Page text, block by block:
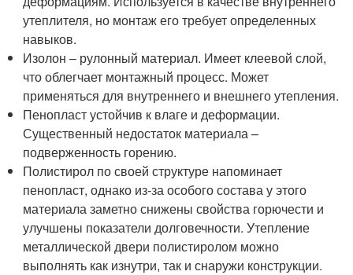
утеплителя, но монтаж его требует определенных
навыков.
Изолон – рулонный материал. Имеет клеевой слой,
что облегчает монтажный процесс. Может
применяться для внутреннего и внешнего утепления.
Пенопласт устойчив к влаге и деформации.
Существенный недостаток материала –
подверженность горению.
Полистирол по своей структуре напоминает
пенопласт, однако из-за особого состава у этого
материала заметно снижены свойства горючести и
улучшены показатели долговечности. Утепление
металлической двери полистиролом можно
выполнять как изнутри, так и снаружи конструкции.